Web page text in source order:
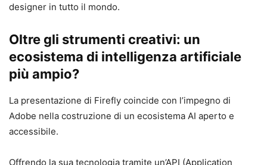
designer in tutto il mondo.
Oltre gli strumenti creativi: un
ecosistema di intelligenza artificiale
più ampio?
La presentazione di Firefly coincide con l’impegno di
Adobe nella costruzione di un ecosistema AI aperto e
accessibile.
Offrendo la sua tecnologia tramite un’API (Application